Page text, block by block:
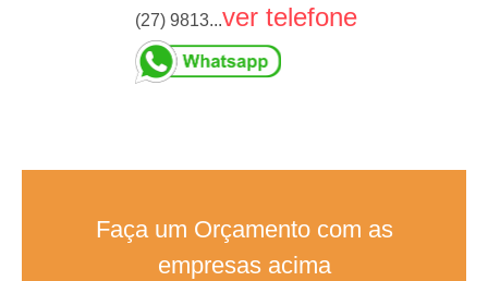
(27) 9813...ver telefone
Faça um Orçamento com as
empresas acima